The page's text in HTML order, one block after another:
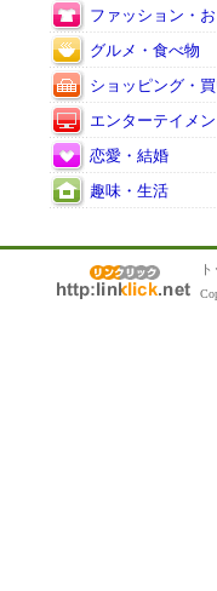
ファッション・
グルメ・食べ物
ショッピング・
エンターテイメン
恋愛・結婚
趣味・生活